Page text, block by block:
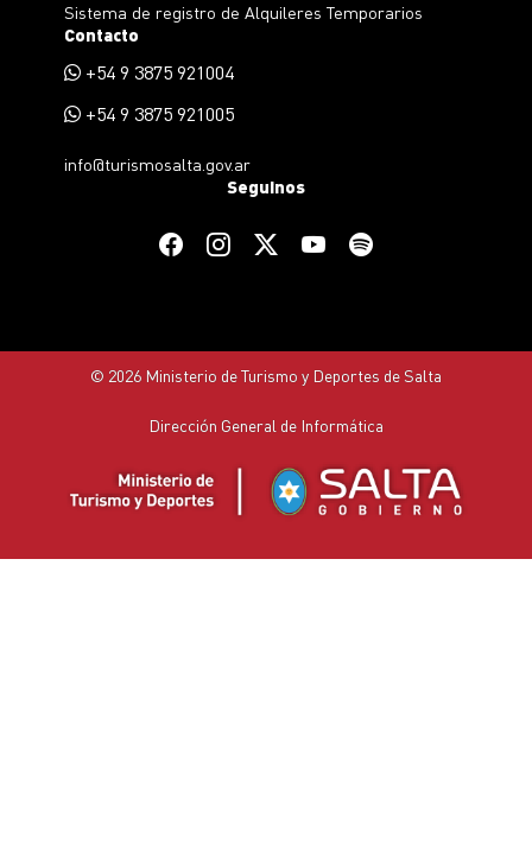
Sistema de registro de Alquileres Temporarios
Contacto
+54 9 3875 921004
+54 9 3875 921005
info@turismosalta.gov.ar
Seguinos
© 2026 Ministerio de Turismo y Deportes de Salta
Dirección General de Informática